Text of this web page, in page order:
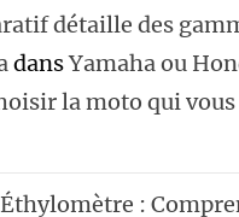
détaille des
dansYamaha ou
la moto qui vous
: